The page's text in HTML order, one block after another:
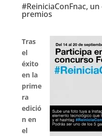
#ReiniciaConFnac,
premios
Tras
el
éxito
en la
prime
ra
edició
n en
el